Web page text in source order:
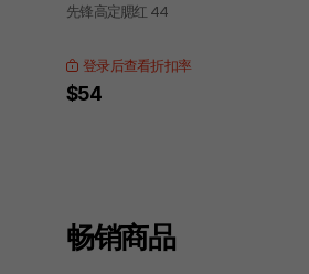
先锋高定腮红 44
登录后查看折扣率
$54
畅销商品